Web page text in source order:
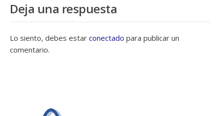
Deja una respuesta
Lo siento, debes estar conectado para publicar un
comentario.